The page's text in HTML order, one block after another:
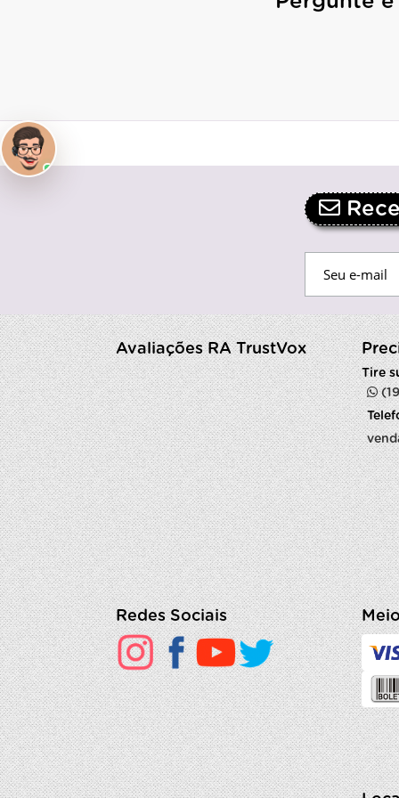
Avaliações RA TrustVox
Tire
Redes Sociais